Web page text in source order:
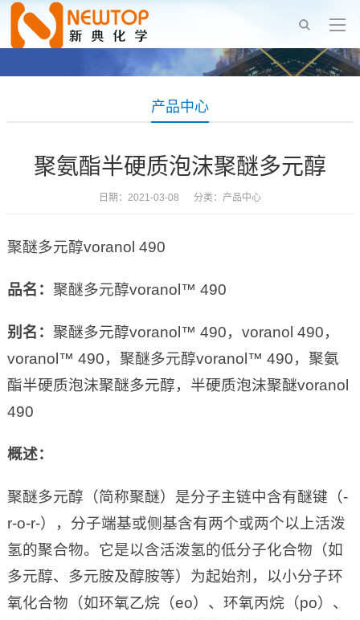
产品中心
聚氨酯半硬质泡沫聚醚多元醇
日期：2021-03-08 分类： 产品中心
聚醚多元醇voranol 490
品名： 聚醚多元醇voranol™ 490
别名： 聚醚多元醇voranol™ 490，voranol 490，
voranol™ 490，聚醚多元醇voranol™ 490，聚氨
酯半硬质泡沫聚醚多元醇，半硬质泡沫聚醚voranol
490
概述：
聚醚多元醇（简称聚醚）是分子主链中含有醚键（-
r-o-r-），分子端基或侧基含有两个或两个以上活泼
氢的聚合物。它是以含活泼氢的低分子化合物（如
多元醇、多元胺及醇胺等）为起始剂，以小分子环
氧化合物（如环氧乙烷（eo）、环氧丙烷（po）、